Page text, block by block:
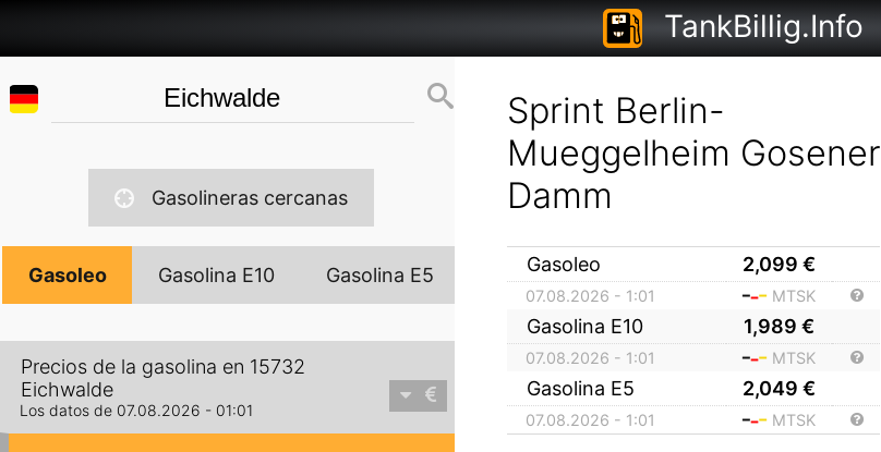
TankBillig.Info
Gasolineras cercanas
Gasoleo Gasolina E10 Gasolina E5
Precios de la gasolina en 15732
Eichwalde
Los datos de 07.08.2026 - 01:01
Sprint Berlin-
Mueggelheim Gosener
Damm
Gasoleo 2,099 €
07.08.2026 - 1:01 MTSK
Gasolina E10 1,989 €
07.08.2026 - 1:01 MTSK
Gasolina E5 2,049 €
07.08.2026 - 1:01 MTSK